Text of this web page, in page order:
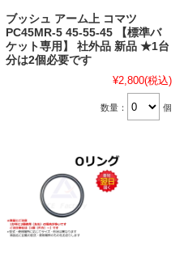
ブッシュ アーム上 コマツ
PC45MR-5 45-55-45 【標準バ
ケット専用】 社外品 新品 ★1台
分は2個必要です
¥2,800(税込)
数量： 個